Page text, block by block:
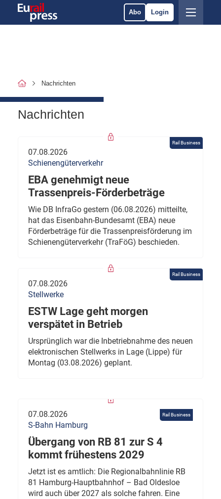
Abo Login
Nachrichten
Nachrichten
Rail Business
07.08.2026
Schienengüterverkehr
EBA genehmigt neue
Trassenpreis-Förderbeträge
Wie DB InfraGo gestern (06.08.2026) mitteilte,
hat das Eisenbahn-Bundesamt (EBA) neue
Förderbeträge für die Trassenpreisförderung im
Schienengüterverkehr (TraFöG) beschieden.
Rail Business
07.08.2026
Stellwerke
ESTW Lage geht morgen
verspätet in Betrieb
Ursprünglich war die Inbetriebnahme des neuen
elektronischen Stellwerks in Lage (Lippe) für
Montag (03.08.2026) geplant.
Rail Business
07.08.2026
S-Bahn Hamburg
Übergang von RB 81 zur S 4
kommt frühestens 2029
Jetzt ist es amtlich: Die Regionalbahnlinie RB
81 Hamburg-Hauptbahnhof – Bad Oldesloe
wird auch über 2027 als solche fahren. Eine